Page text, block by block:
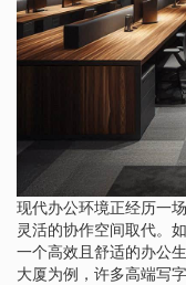
现代办公环境正经历一
灵活的协作空间取代。
一个高效且舒适的办公
大厦为例，许多高端写